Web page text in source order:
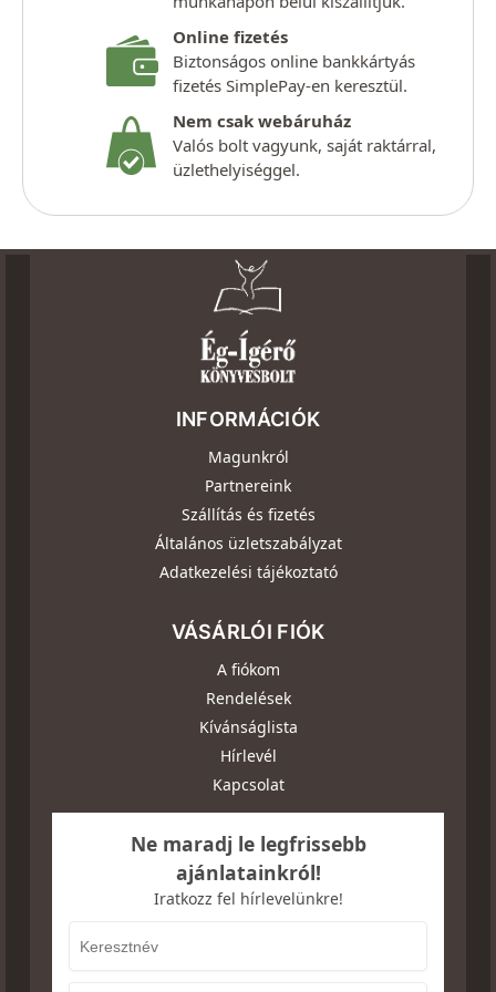
Online fizetés
Biztonságos online bankkártyás
fizetés SimplePay-en keresztül.
Nem csak webáruház
Valós bolt vagyunk, saját raktárral,
üzlethelyiséggel.
INFORMÁCIÓK
Magunkról
Partnereink
Szállítás és fizetés
Általános üzletszabályzat
Adatkezelési tájékoztató
VÁSÁRLÓI FIÓK
A fiókom
Rendelések
Kívánságlista
Hírlevél
Kapcsolat
Ne maradj le legfrissebb
ajánlatainkról!
Iratkozz fel hírlevelünkre!